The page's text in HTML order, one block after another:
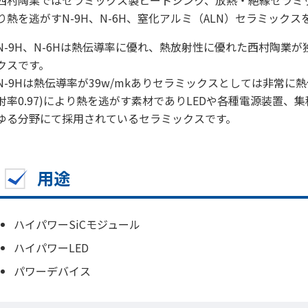
熱を逃がすN-9H、N-6H、窒化アルミ（ALN）セラミックス
9H、N-6Hは熱伝導率に優れ、熱放射性に優れた西村陶業
スです。
9Hは熱伝導率が39w/mkありセラミックスとしては非常に
率0.97)により熱を逃がす素材でありLEDや各種電源装置、
る分野にて採用されているセラミックスです。
用途
ハイパワーSiCモジュール
ハイパワーLED
パワーデバイス